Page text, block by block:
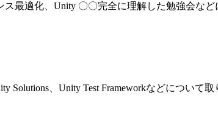
ス最適化、Unity 〇〇完全に理解した勉強会な
Solutions、Unity Test Frameworkなどについて